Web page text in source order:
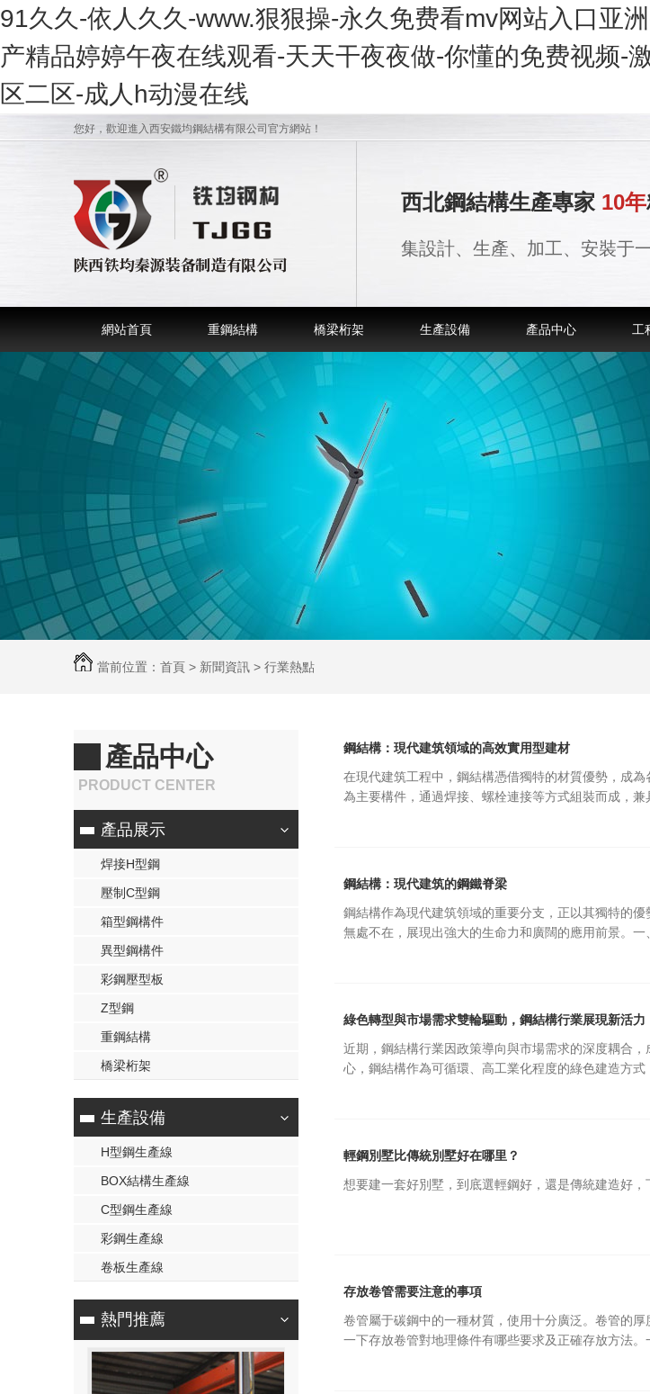
91久久-依人久久-www.狠狠操-永久免费看mv网站入口亚
产精品婷婷午夜在线观看-天天干夜夜做-你懂的免费视频-
区二区-成人h动漫在线
您好，歡迎進入西安鐵均鋼結構有限公司官方網站！
西北鋼結構生產專家 10年
集設計、生產、加工、安裝于
網站首頁 重鋼結構 橋梁桁架 生產設備 產品中心 工
當前位置： 首頁 > 新聞資訊 > 行業熱點
產品中心
PRODUCT CENTER
產品展示
焊接H型鋼
壓制C型鋼
箱型鋼構件
異型鋼構件
彩鋼壓型板
Z型鋼
重鋼結構
橋梁桁架
生產設備
H型鋼生產線
BOX結構生產線
C型鋼生產線
彩鋼生產線
卷板生產線
熱門推薦
鋼結構：現代建筑領域的高效實用型建材
在現代建筑工程中，鋼結構憑借獨特的材質優勢，成
為主要構件，通過焊接、螺栓連接等方式組裝而成，
鋼結構：現代建筑的鋼鐵脊梁
鋼結構作為現代建筑領域的重要分支，正以其獨特的
無處不在，展現出強大的生命力和廣闊的應用前景。
綠色轉型與市場需求雙輪驅動，鋼結構行業展現新活力
近期，鋼結構行業因政策導向與市場需求的深度耦合
心，鋼結構作為可循環、高工業化程度的綠色建造方
輕鋼別墅比傳統別墅好在哪里？
想要建一套好別墅，到底選輕鋼好，還是傳統建造好，
存放卷管需要注意的事項
卷管屬于碳鋼中的一種材質，使用十分廣泛。卷管的
一下存放卷管對地理條件有哪些要求及正確存放方法